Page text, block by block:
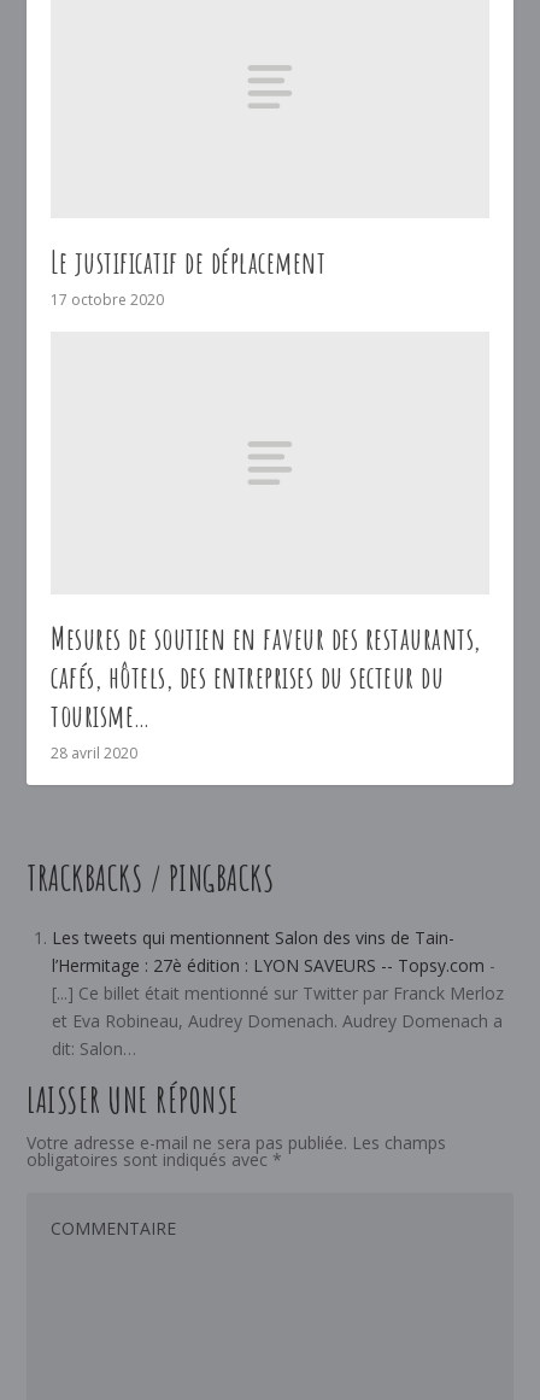
Le justificatif de déplacement
17 octobre 2020
Mesures de soutien en faveur des restaurants,
cafés, hôtels, des entreprises du secteur du
tourisme…
28 avril 2020
TRACKBACKS / PINGBACKS
Les tweets qui mentionnent Salon des vins de Tain-
l’Hermitage : 27è édition : LYON SAVEURS -- Topsy.com -
[...] Ce billet était mentionné sur Twitter par Franck Merloz
et Eva Robineau, Audrey Domenach. Audrey Domenach a
dit: Salon…
LAISSER UNE RÉPONSE
Votre adresse e-mail ne sera pas publiée. Les champs
obligatoires sont indiqués avec *